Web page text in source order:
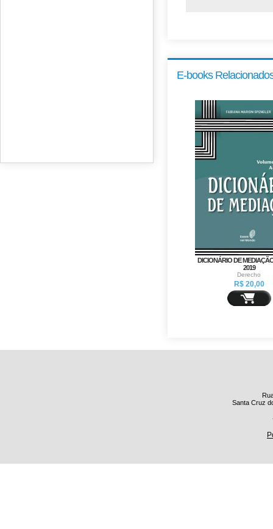
E-books
DICIONÁRIO DE
2019
Derecho
R$ 20,00
Santa Cruz